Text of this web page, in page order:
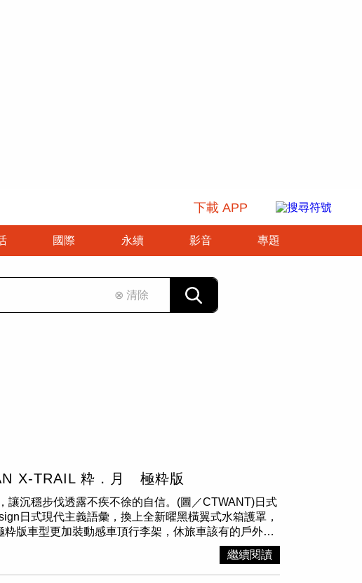
下載 APP
國際 永續
論壇
影音
專題
⊗ 清除
X-TRAIL 粋．月 極粋版
讓沉穩步伐透露不疾不徐的自信。(圖／CTWANT)日式
日式現代主義語彙，換上全新曜黑橫翼式水箱護罩，
版車型更加裝動感車頂行李架，休旅車該有的戶外氣
塗裝，在同級距中格外顯眼。車側線條維持CMF-C平
覺更具層次感，不論是停在百貨公司前或山林間，都
長途乘坐依然維持從容自在。(圖／CTWANT)山形曲
繼續閱讀